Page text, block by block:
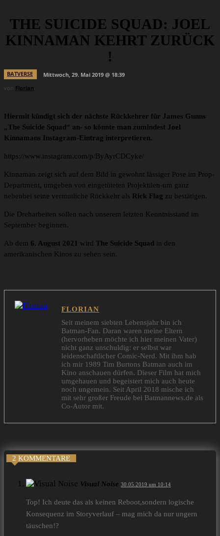
THE SUICIDE SQUAD: JOEL
KINNAMAN KEHRT ZURÜCK
!
BATVERSE
Mittwoch, 29. Mai 2019 @ 18:39
von Florian
Hiermit kündigt sich der nächste Rückkehrer für James Gunns
„The Suicide Squad“ an- so könnte man zumindest Joel
Kinnamans Instagram-Eintrag interpretieren.
https://www.instagram.com/p/ByAyrCDCyke/
Kinnaman zeigt sich auf dem Bild in gewohnt lässiger Pose im Prop-
Department, umgeben von eingetüteten Projektilen-um ganz
nebenbei seine vermutliche Rückkehr als Rick Flag zu bestätigen.
Die Dreharbeiten sollen nach unserem letzten Kenntnisstand im
September beginnen.
Ab dem 6. August 2021 wird The Suicide Squad in den
amerikanischen Kinos zu sehen sein.
FLORIAN
Seit meinem siebten Lebensjahr bin ich
Batman-Fan. Daran waren meine Eltern
(hervorheben möchte ich hier meinen Vater)
nicht ganz unschuldig: er selbst war
leidenschaftlicher Comic-Nerd. Mit ihm hab
ich mir 1989 Tim Burtons Batman auch im
Kino anschauen dürfen. Dieser Film hat mich
umgehauen und begeistert mich auch heute
noch ungemein. Seit April 2018 mische ich
mit sehr großer Freude bei Batmannews.de als
Co-Autor mit.
2 KOMMENTARE
Visual Noise 30.05.2019 um 10:14
Top! Ich deute das als keinen Reboot,sondern logische
Konsequenz im Storyverlauf – mag mich da nur ungern
täuschen!?